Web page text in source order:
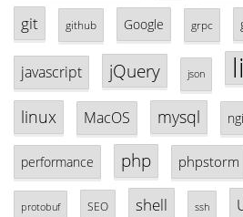
git github Google grpc
javascript jQuery json
linux MacOS mysql
performance php phpstorm
protobuf SEO shell ssh